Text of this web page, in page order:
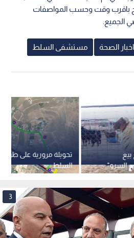
باقرب وقت وحسب المواصفات
الجميع.
اخبار الصحة مستشفى السلط
تحويلة مرورية على
السلط
السرو"
3